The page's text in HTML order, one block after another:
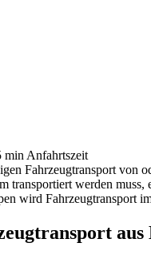
min Anfahrtszeit
Fahrzeugtransport
transportiert werden
wird Fahrzeugtransport
aus